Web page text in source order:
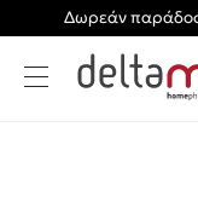
Δωρεάν